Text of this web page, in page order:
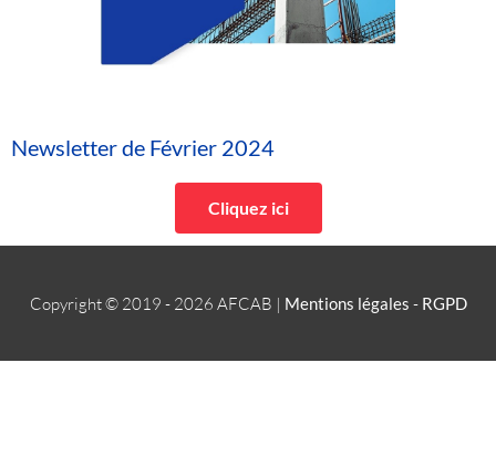
Newsletter de Février 2024
Cliquez ici
Copyright © 2019 - 2026 AFCAB | Mentions légales - RGPD